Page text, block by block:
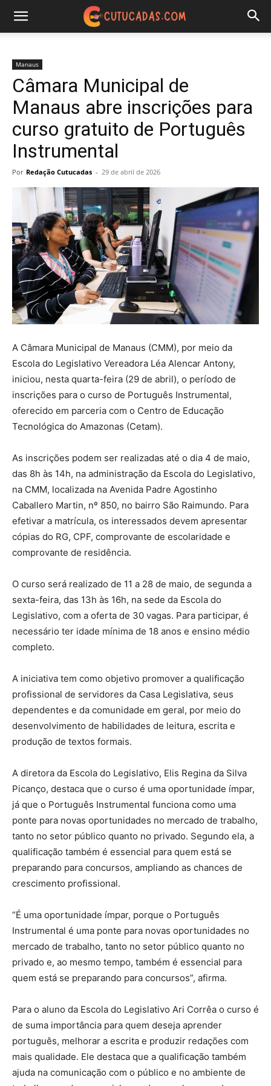
Manaus
Câmara Municipal de
Manaus abre inscrições para
curso gratuito de Português
Instrumental
Por Redação Cutucadas - 29 de abril de 2026
A Câmara Municipal de Manaus (CMM), por meio da
Escola do Legislativo Vereadora Léa Alencar Antony,
iniciou, nesta quarta-feira (29 de abril), o período de
inscrições para o curso de Português Instrumental,
oferecido em parceria com o Centro de Educação
Tecnológica do Amazonas (Cetam).
As inscrições podem ser realizadas até o dia 4 de maio,
das 8h às 14h, na administração da Escola do Legislativo,
na CMM, localizada na Avenida Padre Agostinho
Caballero Martin, nº 850, no bairro São Raimundo. Para
efetivar a matrícula, os interessados devem apresentar
cópias do RG, CPF, comprovante de escolaridade e
comprovante de residência.
O curso será realizado de 11 a 28 de maio, de segunda a
sexta-feira, das 13h às 16h, na sede da Escola do
Legislativo, com a oferta de 30 vagas. Para participar, é
necessário ter idade mínima de 18 anos e ensino médio
completo.
A iniciativa tem como objetivo promover a qualificação
profissional de servidores da Casa Legislativa, seus
dependentes e da comunidade em geral, por meio do
desenvolvimento de habilidades de leitura, escrita e
produção de textos formais.
A diretora da Escola do Legislativo, Elis Regina da Silva
Picanço, destaca que o curso é uma oportunidade ímpar,
já que o Português Instrumental funciona como uma
ponte para novas oportunidades no mercado de trabalho,
tanto no setor público quanto no privado. Segundo ela, a
qualificação também é essencial para quem está se
preparando para concursos, ampliando as chances de
crescimento profissional.
“É uma oportunidade ímpar, porque o Português
Instrumental é uma ponte para novas oportunidades no
mercado de trabalho, tanto no setor público quanto no
privado e, ao mesmo tempo, também é essencial para
quem está se preparando para concursos”, afirma.
Para o aluno da Escola do Legislativo Ari Corrêa o curso é
de suma importância para quem deseja aprender
português, melhorar a escrita e produzir redações com
mais qualidade. Ele destaca que a qualificação também
ajuda na comunicação com o público e no ambiente de